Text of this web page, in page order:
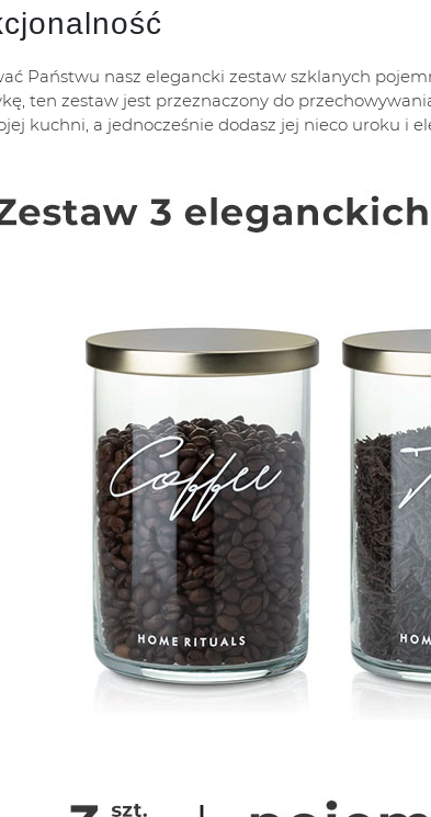
Państwu nasz elegancki zestaw szklanych
ten zestaw jest przeznaczony do
kuchni, a jednocześnie dodasz jej nieco uroku i